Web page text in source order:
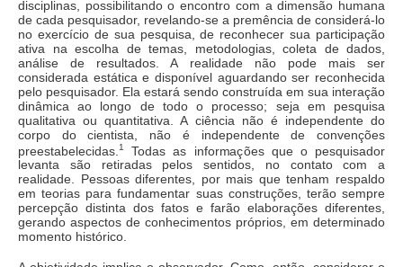
disciplinas, possibilitando o encontro com a dimensão humana
de cada pesquisador, revelando-se a premência de considerá-lo
no exercício de sua pesquisa, de reconhecer sua participação
ativa na escolha de temas, metodologias, coleta de dados,
análise de resultados. A realidade não pode mais ser
considerada estática e disponível aguardando ser reconhecida
pelo pesquisador. Ela estará sendo construída em sua interação
dinâmica ao longo de todo o processo; seja em pesquisa
qualitativa ou quantitativa. A ciência não é independente do
corpo do cientista, não é independente de convenções
preestabelecidas. 1
Todas as informações que o pesquisador
levanta são retiradas pelos sentidos, no contato com a
realidade. Pessoas diferentes, por mais que tenham respaldo
em teorias para fundamentar suas construções, terão sempre
percepção distinta dos fatos e farão elaborações diferentes,
gerando aspectos de conhecimentos próprios, em determinado
momento histórico.